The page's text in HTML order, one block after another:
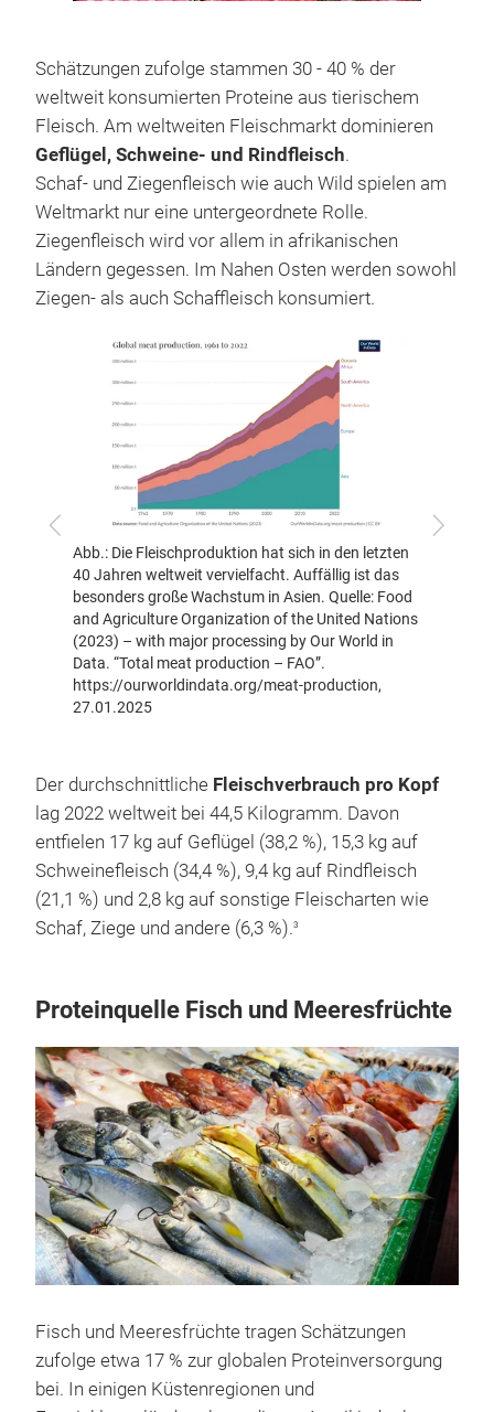
Schätzungen zufolge stammen 30 - 40 % der
weltweit konsumierten Proteine aus tierischem
Fleisch. Am weltweiten Fleischmarkt dominieren
Geflügel, Schweine- und Rindfleisch.
Schaf- und Ziegenfleisch wie auch Wild spielen am
Weltmarkt nur eine untergeordnete Rolle.
Ziegenfleisch wird vor allem in afrikanischen
Ländern gegessen. Im Nahen Osten werden sowohl
Ziegen- als auch Schaffleisch konsumiert.
Zurück Vor
Abb.: Die Fleischproduktion hat sich in den letzten
40 Jahren weltweit vervielfacht. Auffällig ist das
besonders große Wachstum in Asien. Quelle: Food
and Agriculture Organization of the United Nations
(2023) – with major processing by Our World in
Data. “Total meat production – FAO”.
https://ourworldindata.org/meat-production,
27.01.2025
Der durchschnittliche Fleischverbrauch pro Kopf
lag 2022 weltweit bei 44,5 Kilogramm. Davon
entfielen 17 kg auf Geflügel (38,2 %), 15,3 kg auf
Schweinefleisch (34,4 %), 9,4 kg auf Rindfleisch
(21,1 %) und 2,8 kg auf sonstige Fleischarten wie
Schaf, Ziege und andere (6,3 %).3
Proteinquelle Fisch und Meeresfrüchte
Fisch und Meeresfrüchte tragen Schätzungen
zufolge etwa 17 % zur globalen Proteinversorgung
bei. In einigen Küstenregionen und